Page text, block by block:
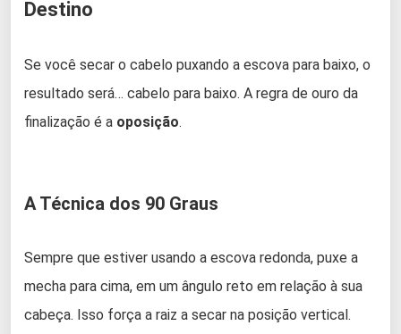
Destino
Se você secar o cabelo puxando a escova para baixo, o
resultado será… cabelo para baixo. A regra de ouro da
finalização é a oposição.
A Técnica dos 90 Graus
Sempre que estiver usando a escova redonda, puxe a
mecha para cima, em um ângulo reto em relação à sua
cabeça. Isso força a raiz a secar na posição vertical.